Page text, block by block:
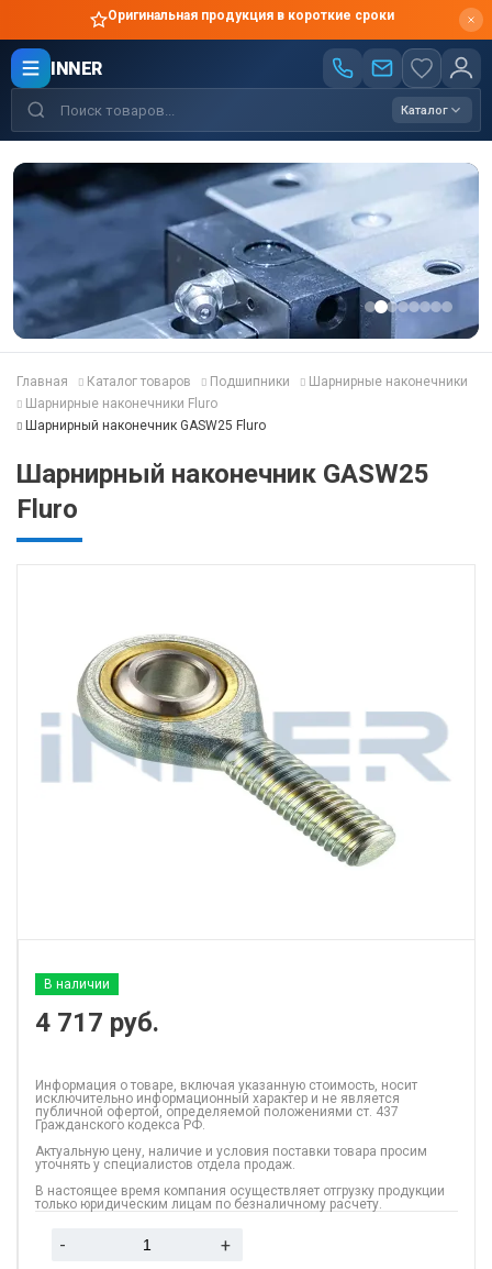
Оригинальная продукция в короткие сроки
INNER
Каталог
Главная Каталог товаров Подшипники
Шарнирные наконечники
Шарнирные наконечники Fluro
Шарнирный наконечник GASW25 Fluro
Шарнирный наконечник GASW25
Fluro
В наличии
4 717 руб.
Информация о товаре, включая указанную стоимость, носит
исключительно информационный характер и не является
публичной офертой, определяемой положениями ст. 437
Гражданского кодекса РФ.
Актуальную цену, наличие и условия поставки товара просим
уточнять у специалистов отдела продаж.
В настоящее время компания осуществляет отгрузку продукции
только юридическим лицам по безналичному расчету.
- +